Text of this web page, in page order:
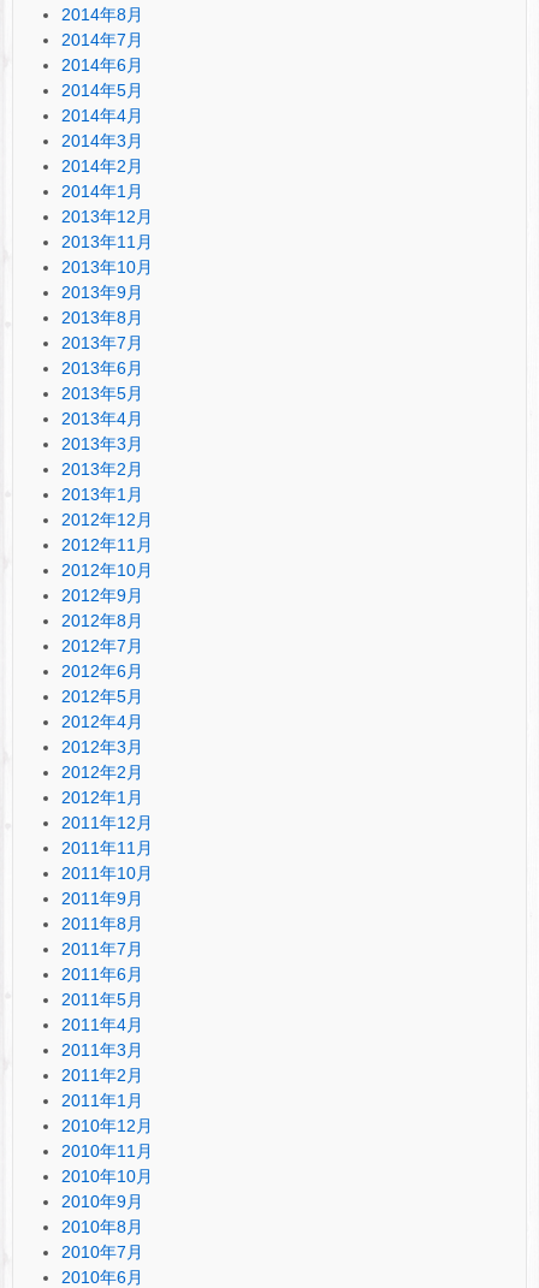
2014年8月
2014年7月
2014年6月
2014年5月
2014年4月
2014年3月
2014年2月
2014年1月
2013年12月
2013年11月
2013年10月
2013年9月
2013年8月
2013年7月
2013年6月
2013年5月
2013年4月
2013年3月
2013年2月
2013年1月
2012年12月
2012年11月
2012年10月
2012年9月
2012年8月
2012年7月
2012年6月
2012年5月
2012年4月
2012年3月
2012年2月
2012年1月
2011年12月
2011年11月
2011年10月
2011年9月
2011年8月
2011年7月
2011年6月
2011年5月
2011年4月
2011年3月
2011年2月
2011年1月
2010年12月
2010年11月
2010年10月
2010年9月
2010年8月
2010年7月
2010年6月